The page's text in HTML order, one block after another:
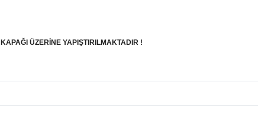
ÜZERİNE YAPIŞTIRILMAKTADIR !